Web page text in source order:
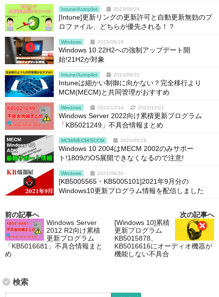
Intune/Autopilot 2023/08/24
[Intune]更新リングの更新許可と自動更新無効のプ
ロファイル、どちらが優先される！？
Windows 2023/05/18
Windows 10 22H2への強制アップデート開
始!21H2が対象
Intune/Autopilot 2023/09/22
Intuneは細かい制御に向かない？完全移行より
MCM(MECM)と共同管理がおすすめ
Windows 2022/12/14 2022/12/21
Windows Server 2022向け累積更新プログラム
「KB5021249」不具合情報まとめ
MCM/MECM/SCCM 2020/05/28
Windows 10 2004はMECM 2002のみサポー
ト!1809のOS展開できなくなるので注意!
Windows 2021/09/30
[KB5005565・KB5005101]2021年9月分の
Windows10更新プログラム情報を配信しました
前の記事へ
Windows Server
2012 R2向け累積
更新プログラム
「KB5016681」不具合情報まと
め
次の記事へ
[Windows 10]累積
更新プログラム
KB5015878、
KB5016616にオーディオ機器が
機能しない不具合
検索